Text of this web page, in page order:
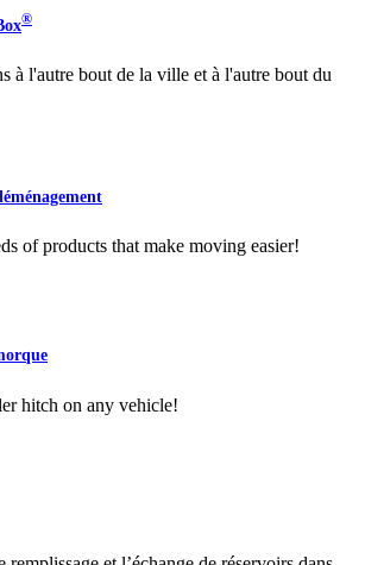
®
à l'autre bout de la ville et à l'autre bout du
of products that make moving easier!
hitch on any vehicle!